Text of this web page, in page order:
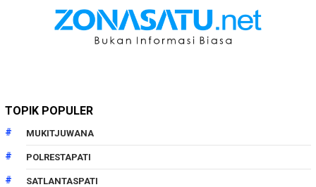
TOPIK POPULER
MUKITJUWANA
POLRESTAPATI
SATLANTASPATI